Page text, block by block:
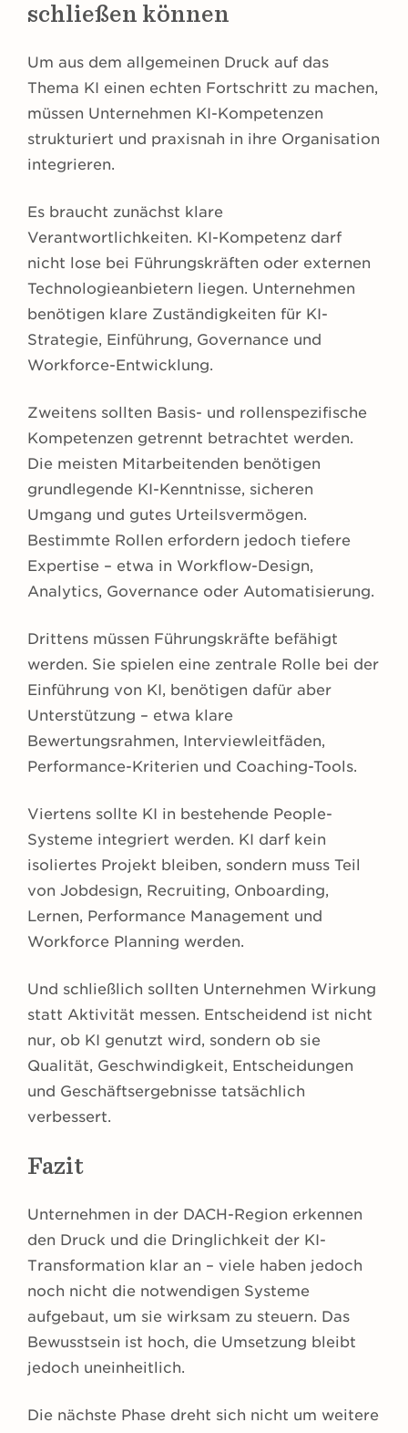
schließen können
Um aus dem allgemeinen Druck auf das
Thema KI einen echten Fortschritt zu machen,
müssen Unternehmen KI-Kompetenzen
strukturiert und praxisnah in ihre Organisation
integrieren.
Es braucht zunächst klare
Verantwortlichkeiten. KI-Kompetenz darf
nicht lose bei Führungskräften oder externen
Technologieanbietern liegen. Unternehmen
benötigen klare Zuständigkeiten für KI-
Strategie, Einführung, Governance und
Workforce-Entwicklung.
Zweitens sollten Basis- und rollenspezifische
Kompetenzen getrennt betrachtet werden.
Die meisten Mitarbeitenden benötigen
grundlegende KI-Kenntnisse, sicheren
Umgang und gutes Urteilsvermögen.
Bestimmte Rollen erfordern jedoch tiefere
Expertise – etwa in Workflow-Design,
Analytics, Governance oder Automatisierung.
Drittens müssen Führungskräfte befähigt
werden. Sie spielen eine zentrale Rolle bei der
Einführung von KI, benötigen dafür aber
Unterstützung – etwa klare
Bewertungsrahmen, Interviewleitfäden,
Performance-Kriterien und Coaching-Tools.
Viertens sollte KI in bestehende People-
Systeme integriert werden. KI darf kein
isoliertes Projekt bleiben, sondern muss Teil
von Jobdesign, Recruiting, Onboarding,
Lernen, Performance Management und
Workforce Planning werden.
Und schließlich sollten Unternehmen Wirkung
statt Aktivität messen. Entscheidend ist nicht
nur, ob KI genutzt wird, sondern ob sie
Qualität, Geschwindigkeit, Entscheidungen
und Geschäftsergebnisse tatsächlich
verbessert.
Fazit
Unternehmen in der DACH-Region erkennen
den Druck und die Dringlichkeit der KI-
Transformation klar an – viele haben jedoch
noch nicht die notwendigen Systeme
aufgebaut, um sie wirksam zu steuern. Das
Bewusstsein ist hoch, die Umsetzung bleibt
jedoch uneinheitlich.
Die nächste Phase dreht sich nicht um weitere